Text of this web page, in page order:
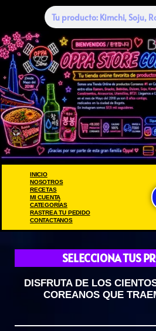
INICIO
NOSOTROS
RECETAS
MI CUENTA
CATEGORÍAS
RASTREA TU PEDIDO
CONTACTANOS
SELECCIONA TUS
DISFRUTA DE LOS
COREANOS QUE